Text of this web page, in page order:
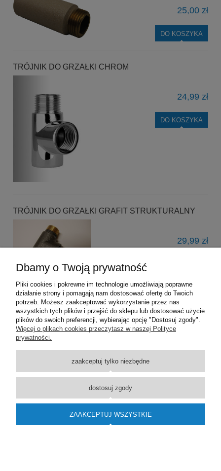
25,00 zł
DO KOSZYKA
TRÓJNIK DO GRZAŁKI CHROM
24,99 zł
DO KOSZYKA
TRÓJNIK DO GRZAŁKI GRAFIT STRUKTURALNY
29,99 zł
« 1 2 »
Pomoc
Dostawa
Moje konto
O firmie
Wsparcie techniczne
Dbamy o Twoją prywatność
Pliki cookies i pokrewne im technologie umożliwiają poprawne
działanie strony i pomagają nam dostosować ofertę do Twoich
potrzeb. Możesz zaakceptować wykorzystanie przez nas
wszystkich tych plików i przejść do sklepu lub dostosować użycie
plików do swoich preferencji, wybierając opcję "Dostosuj zgody".
Więcej o plikach cookies przeczytasz w naszej Polityce
prywatności.
zaakceptuj tylko niezbędne
dostosuj zgody
ZAAKCEPTUJ WSZYSTKIE